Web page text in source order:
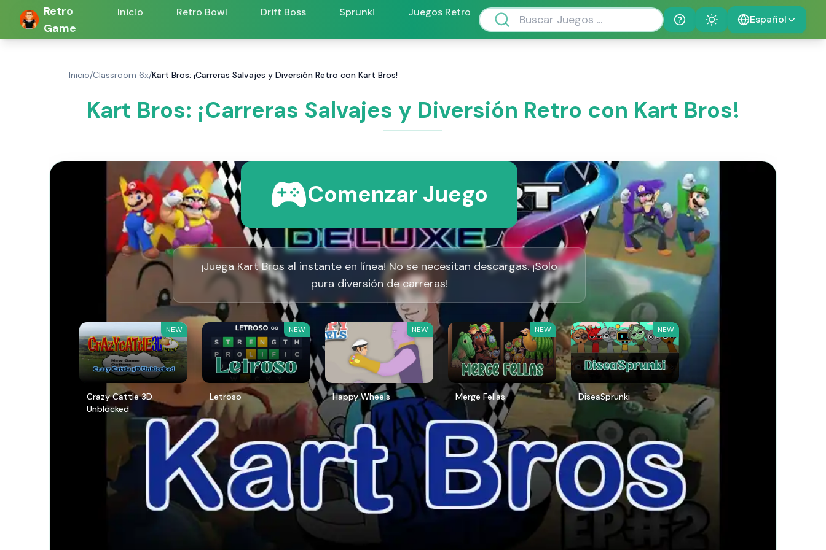
Retro
Game
Inicio Retro Bowl Drift Boss Sprunki
Juegos Retro
Help
Theme Español
Inicio/Classroom 6x/Kart Bros: ¡Carreras Salvajes y Diversión Retro con Kart Bros!
Kart Bros: ¡Carreras Salvajes y Diversión Retro con Kart Bros!
Comenzar Juego
¡Juega Kart Bros al instante en línea! No se necesitan descargas. ¡Solo
pura diversión de carreras!
NEW
Crazy Cattle 3D
Unblocked
NEW
Letroso
NEW
Happy Wheels
NEW
Merge Fellas
NEW
DiseaSprunki